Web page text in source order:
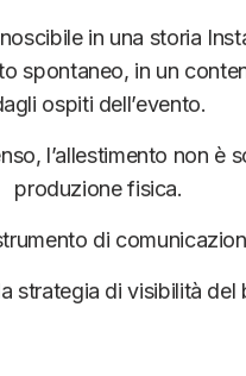
in una storia
spontaneo, in un
ospiti dell’evento.
l’allestimento non è
produzione fisica.
di
strategia di visibilità del